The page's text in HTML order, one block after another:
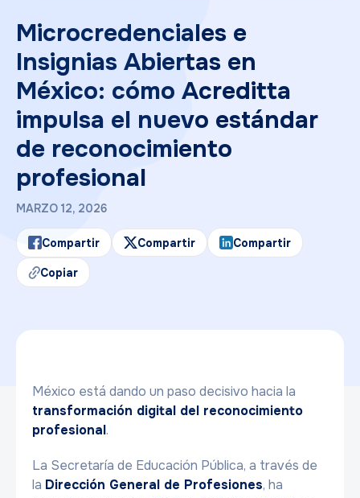
Microcredenciales e
Insignias Abiertas en
México: cómo Acreditta
impulsa el nuevo estándar
de reconocimiento
profesional
MARZO 12, 2026
Compartir Compartir Compartir
Copiar
México está dando un paso decisivo hacia la
transformación digital del reconocimiento
profesional.
La Secretaría de Educación Pública, a través de
la Dirección General de Profesiones, ha